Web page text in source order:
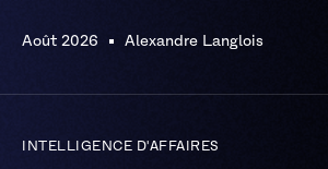
Août 2026 Alexandre Langlois
INTELLIGENCE D'AFFAIRES